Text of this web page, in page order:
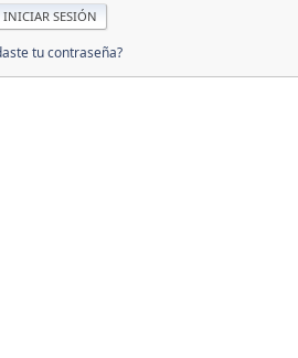
tu contraseña?